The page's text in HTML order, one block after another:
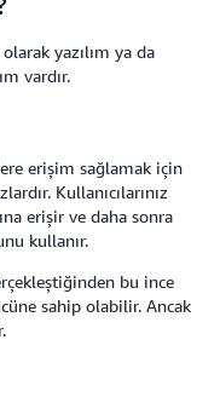
yazılım ya da
vardır.
erişim sağlamak için
Kullanıcılarınız
erişir ve daha sonra
kullanır.
bu ince
sahip olabilir. Ancak